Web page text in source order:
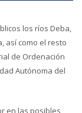
los ríos Deba,
así como el resto
de Ordenación
Autónoma del
en las posibles